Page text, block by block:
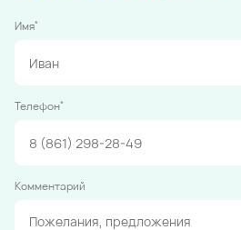
Имя*
Телефон*
Комментарий